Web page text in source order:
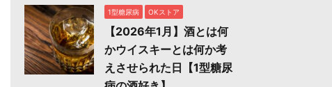
1型糖尿病 OKストア
【2026年1月】酒とは何
かウイスキーとは何か考
えさせられた日【1型糖尿